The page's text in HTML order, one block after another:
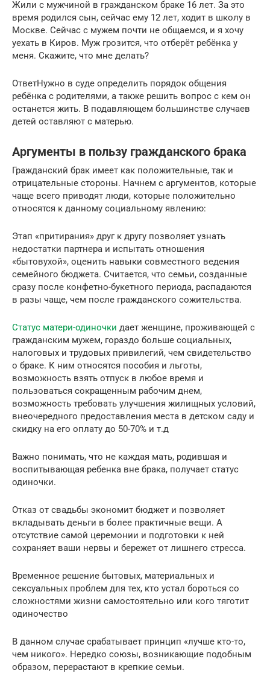
Жили с мужчиной в гражданском браке 16 лет. За это
время родился сын, сейчас ему 12 лет, ходит в школу в
Москве. Сейчас с мужем почти не общаемся, и я хочу
уехать в Киров. Муж грозится, что отберёт ребёнка у
меня. Скажите, что мне делать?
ОтветНужно в суде определить порядок общения
ребёнка с родителями, а также решить вопрос с кем он
останется жить. В подавляющем большинстве случаев
детей оставляют с матерью.
Аргументы в пользу гражданского брака
Гражданский брак имеет как положительные, так и
отрицательные стороны. Начнем с аргументов, которые
чаще всего приводят люди, которые положительно
относятся к данному социальному явлению:
Этап «притирания» друг к другу позволяет узнать
недостатки партнера и испытать отношения
«бытовухой», оценить навыки совместного ведения
семейного бюджета. Считается, что семьи, созданные
сразу после конфетно-букетного периода, распадаются
в разы чаще, чем после гражданского сожительства.
Статус матери-одиночки дает женщине, проживающей с
гражданским мужем, гораздо больше социальных,
налоговых и трудовых привилегий, чем свидетельство
о браке. К ним относятся пособия и льготы,
возможность взять отпуск в любое время и
пользоваться сокращенным рабочим днем,
возможность требовать улучшения жилищных условий,
внеочередного предоставления места в детском саду и
скидку на его оплату до 50-70% и т.д
Важно понимать, что не каждая мать, родившая и
воспитывающая ребенка вне брака, получает статус
одиночки.
Отказ от свадьбы экономит бюджет и позволяет
вкладывать деньги в более практичные вещи. А
отсутствие самой церемонии и подготовки к ней
сохраняет ваши нервы и бережет от лишнего стресса.
Временное решение бытовых, материальных и
сексуальных проблем для тех, кто устал бороться со
сложностями жизни самостоятельно или кого тяготит
одиночество
В данном случае срабатывает принцип «лучше кто-то,
чем никого». Нередко союзы, возникающие подобным
образом, перерастают в крепкие семьи.